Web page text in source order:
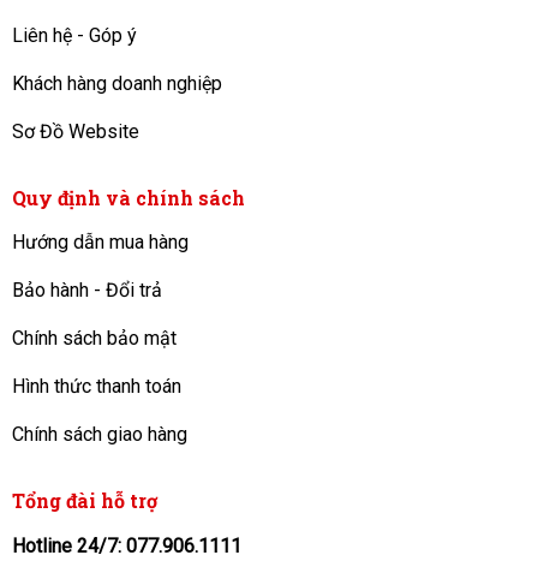
Liên hệ - Góp ý
Khách hàng doanh nghiệp
Sơ Đồ Website
Quy định và chính sách
Hướng dẫn mua hàng
Bảo hành - Đổi trả
Chính sách bảo mật
Hình thức thanh toán
Chính sách giao hàng
Tổng đài hỗ trợ
Hotline 24/7: 077.906.1111